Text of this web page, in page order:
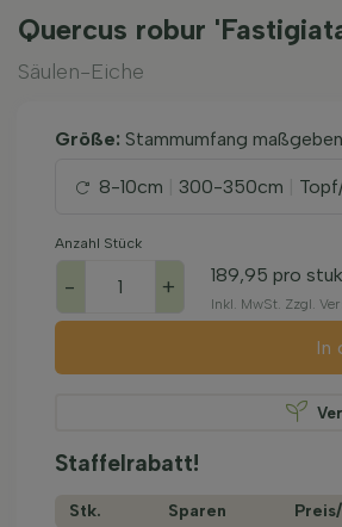
Quercus robur
Säulen-Eiche
Größe: Stammumfang
8-10cm 300-350cm
Anzahl Stück
- + 189,95 pro stuk
Inkl. MwSt. Zzgl.
In
Staffelrabatt!
Stk. Sparen